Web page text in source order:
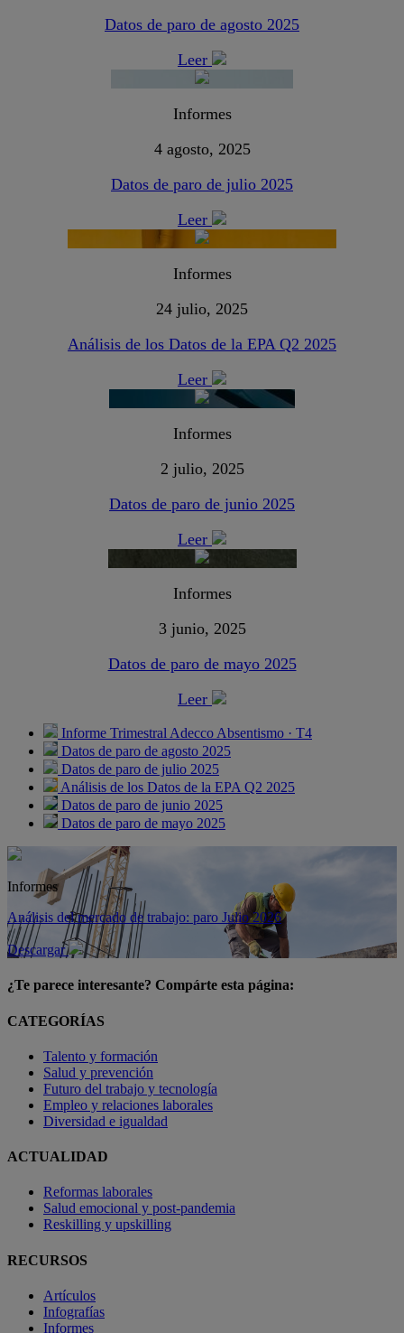
Datos de paro de agosto 2025
Leer
Informes
4 agosto, 2025
Datos de paro de julio 2025
Leer
Informes
24 julio, 2025
Análisis de los Datos de la EPA Q2 2025
Leer
Informes
2 julio, 2025
Datos de paro de junio 2025
Leer
Informes
3 junio, 2025
Datos de paro de mayo 2025
Leer
Informe Trimestral Adecco Absentismo · T4
Datos de paro de agosto 2025
Datos de paro de julio 2025
Análisis de los Datos de la EPA Q2 2025
Datos de paro de junio 2025
Datos de paro de mayo 2025
Informes
Análisis del mercado de trabajo: paro Julio 2026
Descargar
¿Te parece interesante? Compárte esta página:
CATEGORÍAS
Talento y formación
Salud y prevención
Futuro del trabajo y tecnología
Empleo y relaciones laborales
Diversidad e igualdad
ACTUALIDAD
Reformas laborales
Salud emocional y post-pandemia
Reskilling y upskilling
RECURSOS
Artículos
Infografías
Informes